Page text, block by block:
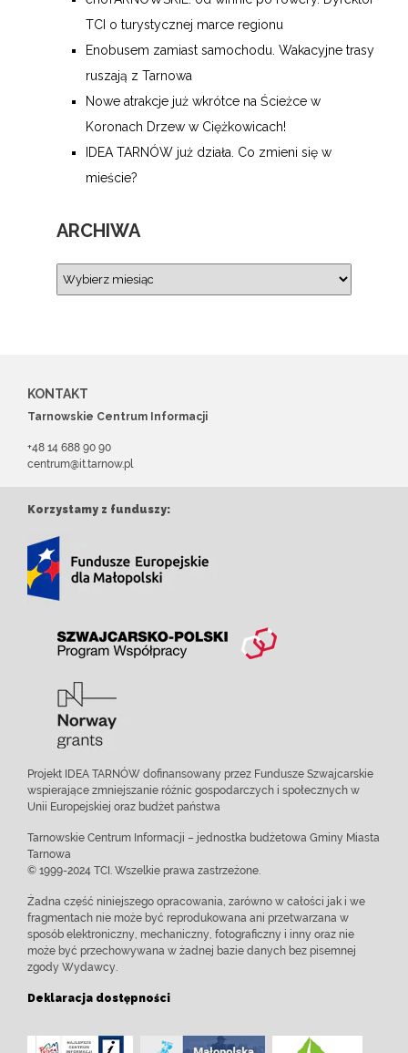
TCI o turystycznej marce regionu
Enobusem zamiast samochodu. Wakacyjne trasy
ruszają z Tarnowa
Nowe atrakcje już wkrótce na Ścieżce w
Koronach Drzew w Ciężkowicach!
IDEA TARNÓW już działa. Co zmieni się w
mieście?
ARCHIWA
KONTAKT
Tarnowskie Centrum Informacji
+48 14 688 90 90
centrum@it.tarnow.pl
Korzystamy z funduszy:
Projekt IDEA TARNÓW dofinansowany przez Fundusze Szwajcarskie
wspierające zmniejszanie różnic gospodarczych i społecznych w
Unii Europejskiej oraz budżet państwa
Tarnowskie Centrum Informacji – jednostka budżetowa Gminy Miasta
Tarnowa
© 1999-2024 TCI. Wszelkie prawa zastrzeżone.
Żadna część niniejszego opracowania, zarówno w całości jak i we
fragmentach nie może być reprodukowana ani przetwarzana w
sposób elektroniczny, mechaniczny, fotograficzny i inny oraz nie
może być przechowywana w żadnej bazie danych bez pisemnej
zgody Wydawcy.
Deklaracja dostępności